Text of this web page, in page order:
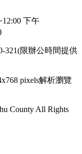
下午
321(限辦公時間提供
pixels解析瀏覽
County All Rights